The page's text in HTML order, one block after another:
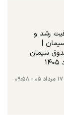
رشد و
|
سیمان
۱۷ مرداد ۰۵ - ۰۹:۵۸